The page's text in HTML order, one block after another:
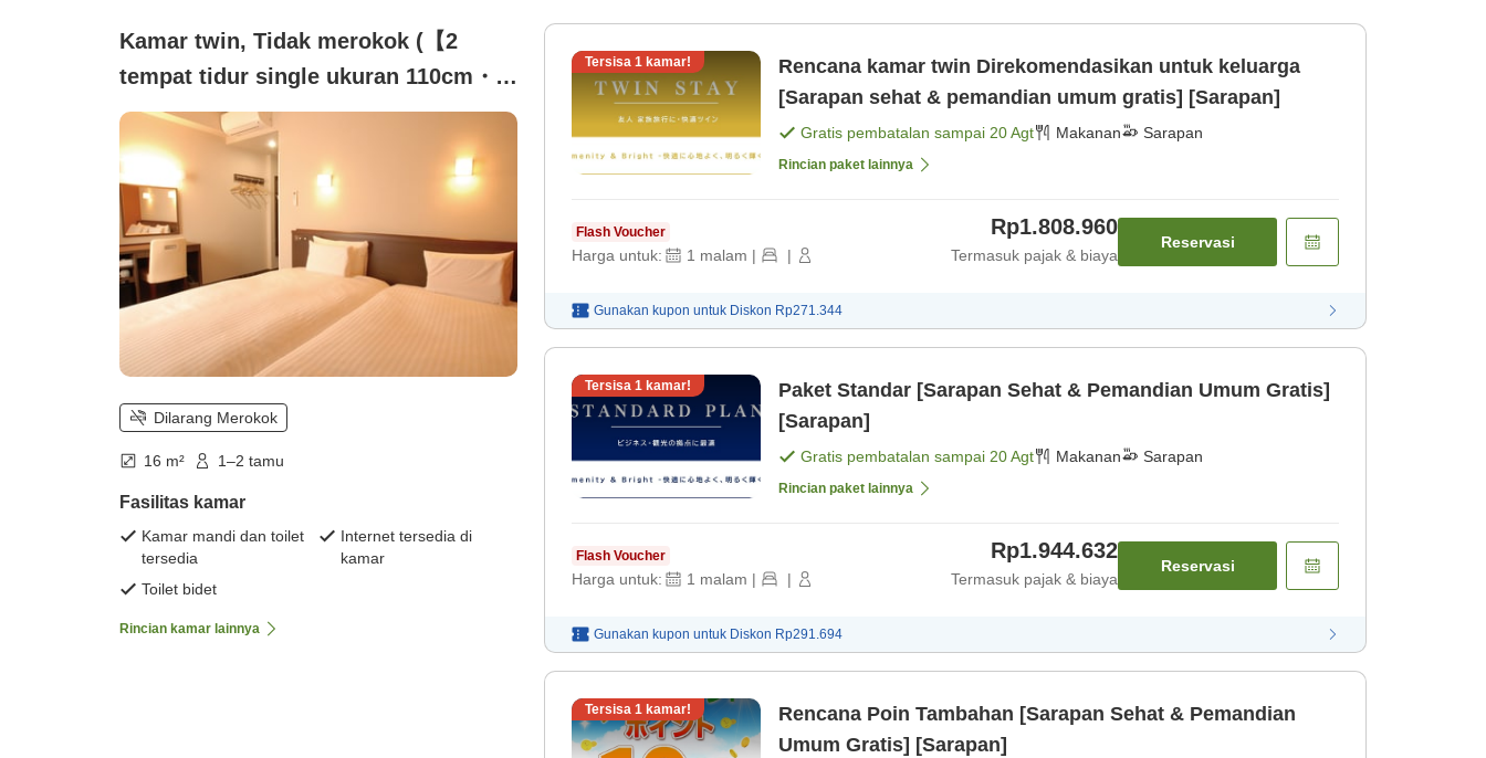
Kamar twin, Tidak merokok (【2
tempat tidur single ukuran 110cm・
TV 40 inci】)
Dilarang Merokok
16 m² 1–2 tamu
Fasilitas kamar
Kamar mandi dan toilet
tersedia
Internet tersedia di
kamar
Toilet bidet
Rincian kamar lainnya
Tersisa 1 kamar!
Rencana kamar twin Direkomendasikan untuk keluarga
[Sarapan sehat & pemandian umum gratis] [Sarapan]
Gratis pembatalan sampai 20 Agt Makanan Sarapan
Rincian paket lainnya
Flash Voucher
Harga untuk: 1 malam | |
Rp1.808.960
Termasuk pajak & biaya
Reservasi
Gunakan kupon untuk Diskon Rp271.344
Tersisa 1 kamar!
Paket Standar [Sarapan Sehat & Pemandian Umum Gratis]
[Sarapan]
Gratis pembatalan sampai 20 Agt Makanan Sarapan
Rincian paket lainnya
Flash Voucher
Harga untuk: 1 malam | |
Rp1.944.632
Termasuk pajak & biaya
Reservasi
Gunakan kupon untuk Diskon Rp291.694
Tersisa 1 kamar!
Rencana Poin Tambahan [Sarapan Sehat & Pemandian
Umum Gratis] [Sarapan]